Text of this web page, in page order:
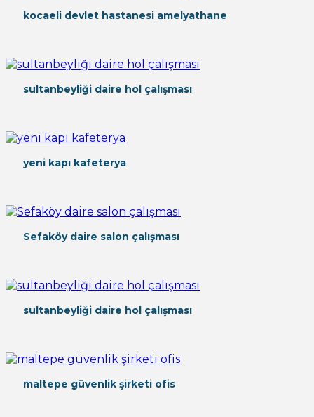
kocaeli devlet hastanesi amelyathane
sultanbeyliği daire hol çalışması
yeni kapı kafeterya
Sefaköy daire salon çalışması
sultanbeyliği daire hol çalışması
maltepe güvenlik şirketi ofis